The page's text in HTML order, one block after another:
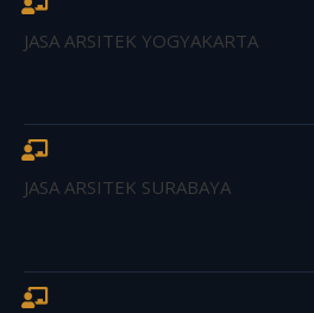
JASA ARSITEK YOGYAKARTA
JASA ARSITEK SURABAYA